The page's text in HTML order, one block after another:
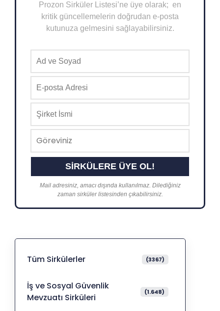
Prozon Sirküler Listesi’ne üye olarak; en
kritik güncellemelerin doğrudan e-posta
kutunuza gelmesini sağlayabilirsiniz.
Mail adresiniz, amacı dışında kullanılmaz. Dilediğiniz
zaman sirküler listesinden çıkabilirsiniz.
Tüm Sirkülerler (3367)
İş ve Sosyal Güvenlik
Mevzuatı Sirküleri
(1.648)